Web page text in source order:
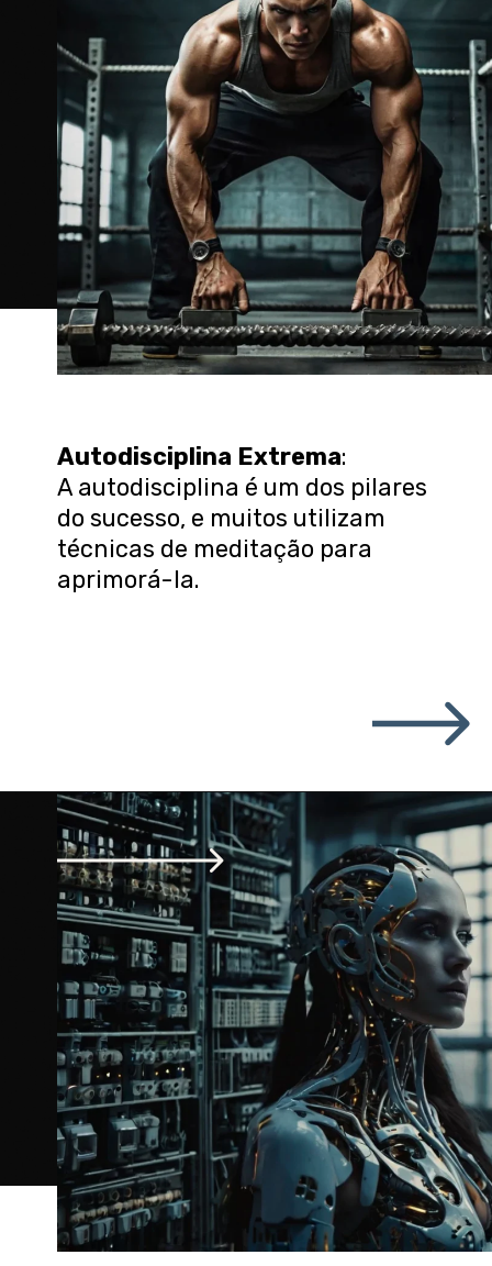
Autodisciplina Extrema:
A autodisciplina é um dos pilares
do sucesso, e muitos utilizam
técnicas de meditação para
aprimorá-la.